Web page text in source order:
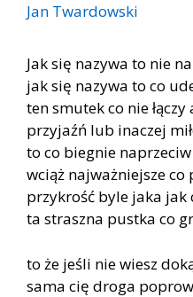
Jan Twardowski
Jak się nazywa to nie
jak się nazywa to co
ten smutek co nie
przyjaźń lub inaczej
to co biegnie
wciąż najważniejsze
przykrość byle jaka jak
ta straszna pustka co
to że jeśli nie wiesz
sama cię droga